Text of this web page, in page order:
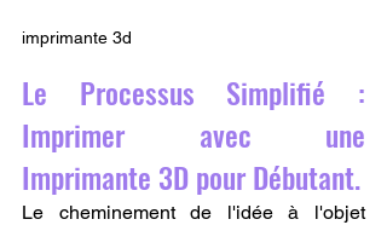
imprimante 3d
Le Processus Simplifié :
Imprimer avec une
Imprimante 3D pour Débutant.
Le cheminement de l'idée à l'objet